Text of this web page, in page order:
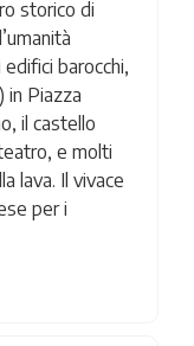
storico di
edifici barocchi,
in Piazza
il castello
e molti
lava. Il vivace
per i